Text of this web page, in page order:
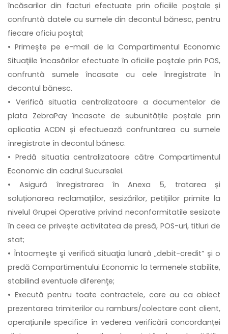
încăsarilor din facturi efectuate prin oficiile poştale și
confruntă datele cu sumele din decontul bănesc, pentru
fiecare oficiu poştal;
• Primeşte pe e-mail de la Compartimentul Economic
Situaţiile încasărilor efectuate în oficiile poştale prin POS,
confruntă sumele încasate cu cele înregistrate în
decontul bănesc.
• Verifică situatia centralizatoare a documentelor de
plata ZebraPay încasate de subunitățile poștale prin
aplicatia ACDN și efectuează confruntarea cu sumele
înregistrate în decontul bănesc.
• Predă situatia centralizatoare către Compartimentul
Economic din cadrul Sucursalei.
• Asigură înregistrarea în Anexa 5, tratarea și
soluționarea reclamațiilor, sesizărilor, petițiilor primite la
nivelul Grupei Operative privind neconformitatile sesizate
în ceea ce privește activitatea de presă, POS-uri, titluri de
stat;
• Întocmeşte şi verifică situaţia lunară „debit-credit” şi o
predă Compartimentului Economic la termenele stabilite,
stabilind eventuale diferenţe;
• Execută pentru toate contractele, care au ca obiect
prezentarea trimiterilor cu ramburs/colectare cont client,
operațiunile specifice în vederea verificării concordanței